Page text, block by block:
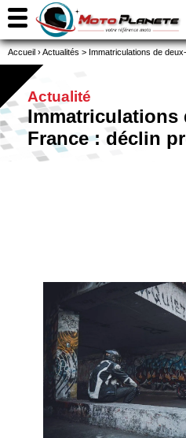
Accueil ›Actualités > Immatriculations de
Actualité
Immatriculations
France : déclin